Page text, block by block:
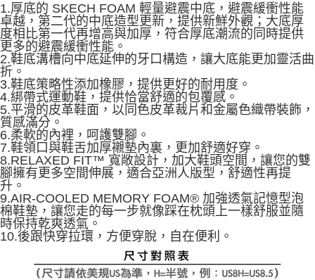
1.厚底的 SKECH FOAM 輕量避震中底，避震緩衝性能
卓越，第二代的中底造型更新，提供新鮮外觀；大底厚
度相比第一代再增高與加厚，符合厚底潮流的同時提供
更多的避震緩衝性能。
2.鞋底溝槽向中底延伸的牙口構造，讓大底能更加靈活曲
折。
3.鞋底策略性添加橡膠，提供更好的耐用度。
4.綁帶式運動鞋，提供恰當舒適的包覆感。
5.平滑的皮革鞋面，以同色皮革裁片和金屬色織帶裝飾，
質感滿分。
6.柔軟的內裡，呵護雙腳。
7.鞋領口與鞋舌加厚襯墊內裏，更加舒適好穿。
8.RELAXED FIT™ 寬敞設計，加大鞋頭空間，讓您的雙
腳擁有更多空間伸展，適合亞洲人版型，舒適性再提
升。
9.AIR-COOLED MEMORY FOAM® 加強透氣記憶型泡
棉鞋墊，讓您走的每一步就像踩在枕頭上一樣舒服並隨
時保持乾爽透氣。
10.後跟快穿拉環，方便穿脫，自在便利。